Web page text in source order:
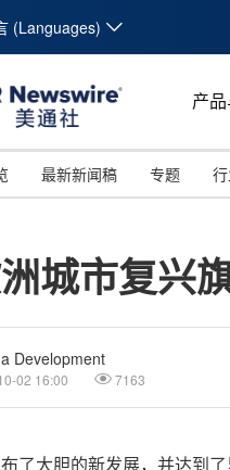
(Languages)
产
最新新闻稿 专题
城市复兴
Development
02 16:00 7163
了大胆的新发展，并达到